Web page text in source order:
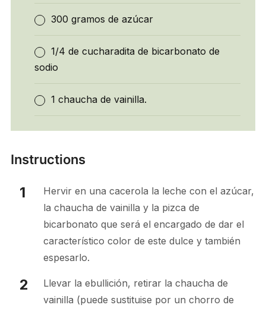
300 gramos de azúcar
1/4 de cucharadita de bicarbonato de
sodio
1 chaucha de vainilla.
Instructions
Hervir en una cacerola la leche con el azúcar,
la chaucha de vainilla y la pizca de
bicarbonato que será el encargado de dar el
característico color de este dulce y también
espesarlo.
Llevar la ebullición, retirar la chaucha de
vainilla (puede sustituise por un chorro de